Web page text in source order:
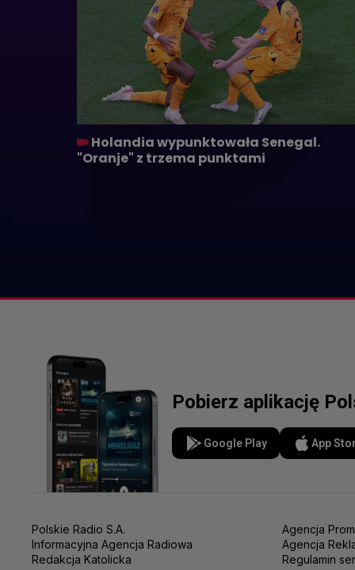
Holandia wypunktowała Senegal.
"Oranje" z trzema punktami
Pobierz aplikację
Google Play App
Polskie Radio S.A.
Informacyjna Agencja Radiowa
Redakcja Katolicka
Agencja
Agencja
Regulamin